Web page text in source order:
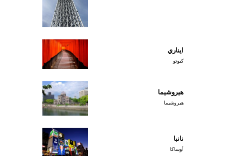
ايناري
كيوتو
هيروشيما
هيروشيما
نانبا
أوساكا